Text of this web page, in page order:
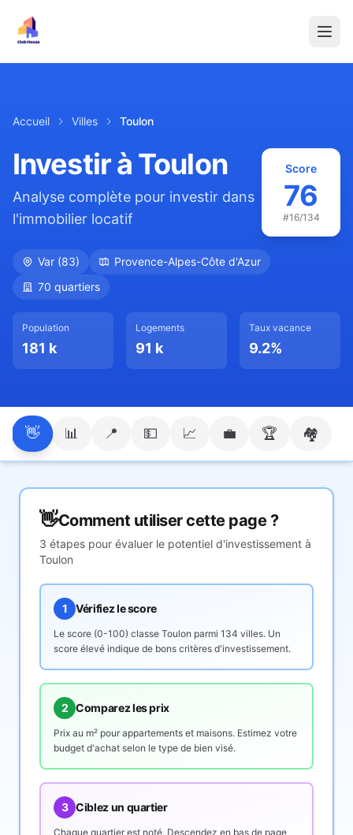
Accueil Villes Toulon
Investir à Toulon
Analyse complète pour investir dans
l'immobilier locatif
Score
76
#16/134
Var (83)
Provence-Alpes-Côte d'Azur
70 quartiers
Population
181 k
Logements
91 k
Taux vacance
9.2%
👋 📊 📍 💵 📈 💼 🏆 🏘️
👋Comment utiliser cette page ?
3 étapes pour évaluer le potentiel d'investissement à
Toulon
1 Vérifiez le score
Le score (0-100) classe Toulon parmi 134 villes. Un
score élevé indique de bons critères d'investissement.
2 Comparez les prix
Prix au m² pour appartements et maisons. Estimez votre
budget d'achat selon le type de bien visé.
3 Ciblez un quartier
Chaque quartier est noté. Descendez en bas de page